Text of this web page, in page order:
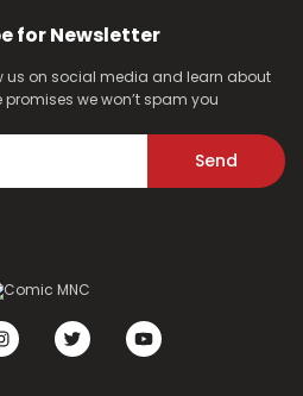
for Newsletter
us on social media and learn about
we won’t spam you
Send